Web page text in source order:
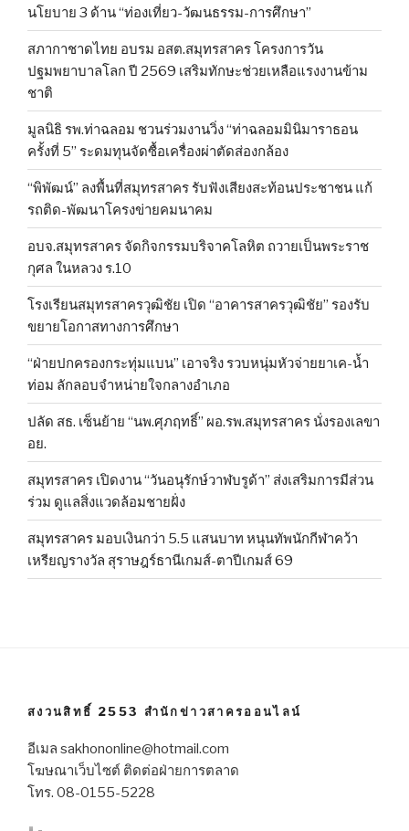
นโยบาย 3 ด้าน “ท่องเที่ยว-วัฒนธรรม-การศึกษา”
สภากาชาดไทย อบรม อสต.สมุทรสาคร โครงการวัน
ปฐมพยาบาลโลก ปี 2569 เสริมทักษะช่วยเหลือแรงงานข้าม
ชาติ
มูลนิธิ รพ.ท่าฉลอม ชวนร่วมงานวิ่ง “ท่าฉลอมมินิมาราธอน
ครั้งที่ 5” ระดมทุนจัดซื้อเครื่องผ่าตัดส่องกล้อง
“พิพัฒน์” ลงพื้นที่สมุทรสาคร รับฟังเสียงสะท้อนประชาชน แก้
รถติด-พัฒนาโครงข่ายคมนาคม
อบจ.สมุทรสาคร จัดกิจกรรมบริจาคโลหิต ถวายเป็นพระราช
กุศล ในหลวง ร.10
โรงเรียนสมุทรสาครวุฒิชัย เปิด “อาคารสาครวุฒิชัย” รองรับ
ขยายโอกาสทางการศึกษา
“ฝ่ายปกครองกระทุ่มแบน” เอาจริง รวบหนุ่มหัวจ่ายยาเค-น้ำ
ท่อม ลักลอบจำหน่ายใจกลางอำเภอ
ปลัด สธ. เซ็นย้าย “นพ.ศุภฤทธิ์” ผอ.รพ.สมุทรสาคร นั่งรองเลขา
อย.
สมุทรสาคร เปิดงาน “วันอนุรักษ์วาฬบรูด้า” ส่งเสริมการมีส่วน
ร่วม ดูแลสิ่งแวดล้อมชายฝั่ง
สมุทรสาคร มอบเงินกว่า 5.5 แสนบาท หนุนทัพนักกีฬาคว้า
เหรียญรางวัล สุราษฎร์ธานีเกมส์-ตาปีเกมส์ 69
สงวนสิทธิ์ 2553 สำนักข่าวสาครออนไลน์
อีเมล sakhononline@hotmail.com
โฆษณาเว็บไซต์ ติดต่อฝ่ายการตลาด
โทร. 08-0155-5228